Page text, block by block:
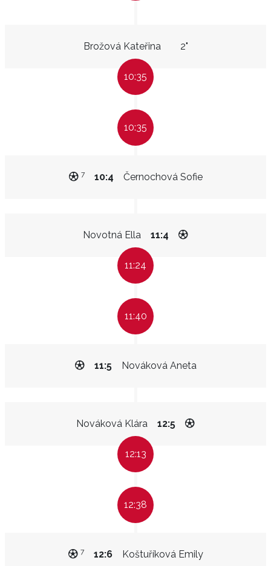
Brožová Kateřina 2"
10:35
10:35
Černochová Sofie
10:4
7
Novotná Ella 11:4
11:24
11:40
Nováková Aneta
11:5
Nováková Klára 12:5
12:13
12:38
Koštuříková Emily
12:6
7